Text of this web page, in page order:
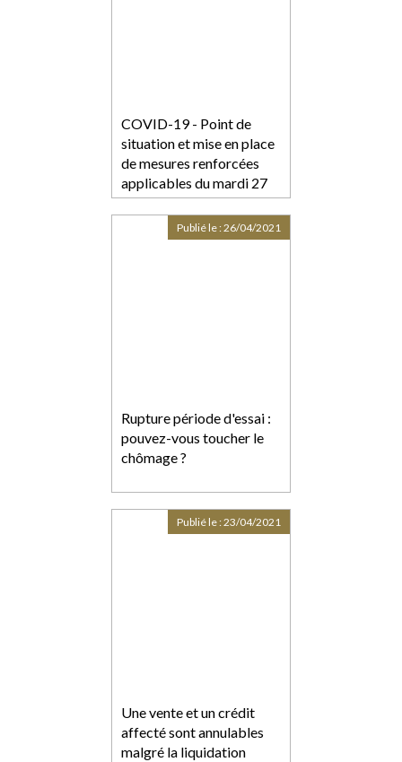
COVID-19 - Point de
situation et mise en place
de mesures renforcées
applicables du mardi 27
avril pour 3 semaines
Rupture période d'essai :
pouvez-vous toucher le
chômage ?
Publié le :26/04/2021
Une vente et un crédit
affecté sont annulables
malgré la liquidation
Publié le :23/04/2021